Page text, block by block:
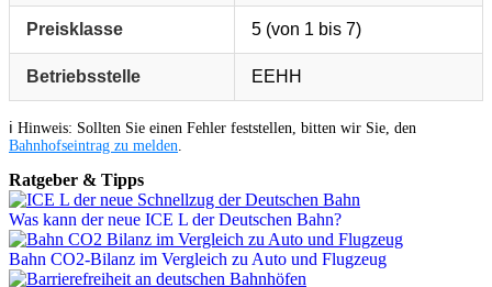
Preisklasse 5 (von 1 bis 7)
Betriebsstelle EEHH
ℹ️ Hinweis: Sollten Sie einen Fehler feststellen, bitten wir Sie, den
Bahnhofseintrag zu melden
Ratgeber & Tipps
Was kann der neue ICE L der Deutschen Bahn?
Bahn CO2-Bilanz im Vergleich zu Auto und Flugzeug